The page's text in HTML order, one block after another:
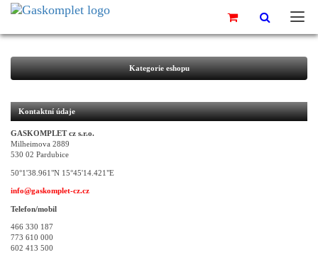
Kategorie eshopu
Kontaktní údaje
GASKOMPLET cz s.r.o.
Milheimova 2889
530 02 Pardubice
50°1'38.961"N 15°45'14.421"E
info@gaskomplet-cz.cz
Telefon/mobil
466 330 187
773 610 000
602 413 500